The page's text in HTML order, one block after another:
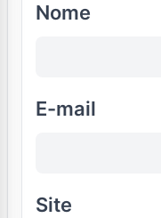
Nome
E-mail
Site